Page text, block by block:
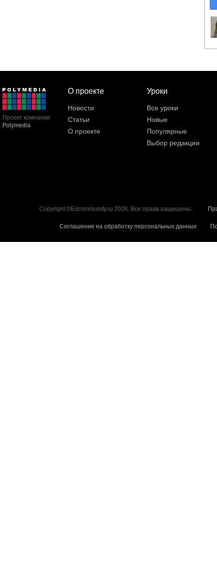
Проект компании
Polymedia
О проекте
Новости
Статьи
О проекте
Уроки
Все уроки
Новые
Популярные
Выбор редакции
Copyright ©Edcommunity.ru 2026. Все права защищены.
Соглашение на обработку персональных данных